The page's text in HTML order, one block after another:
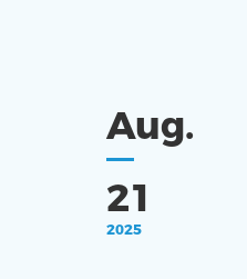
Aug.
21
2025